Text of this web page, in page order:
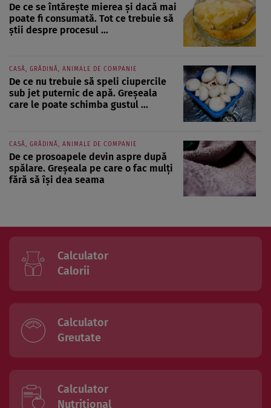
De ce se întărește mierea și dacă mai
poate fi consumată. Tot ce trebuie să
știi despre procesul ...
CASĂ, GRĂDINĂ, ANIMALE DE COMPANIE
De ce nu trebuie să speli ciupercile
sub jet puternic de apă. Greșeala
care le poate schimba gustul ...
CASĂ, GRĂDINĂ, ANIMALE DE COMPANIE
De ce prosoapele devin aspre după
spălare. Greșeala pe care o fac mulți
fără să își dea seama
Calculator
Calorii
Calculator
Greutate
Calculator
Nutritional